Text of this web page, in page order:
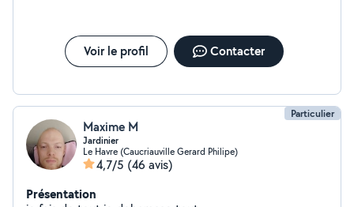
Voir le profil Contacter
Particulier
Maxime M
Jardinier
Le Havre (Caucriauville Gerard Philipe)
4,7/5 (46 avis)
Présentation